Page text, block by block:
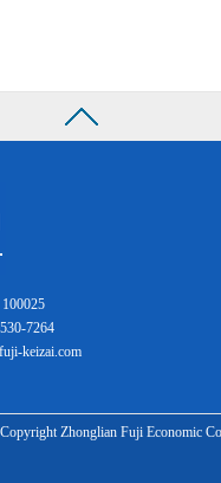
7264
keizai.com
Zhonglian Fuji Economic